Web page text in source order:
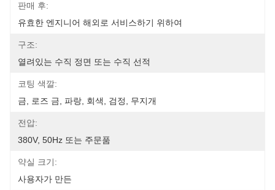
판매 후:
유효한 엔지니어 해외로 서비스하기 위하여
구조:
열려있는 수직 정면 또는 수직 선적
코팅 색깔:
금, 로즈 금, 파랑, 회색, 검정, 무지개
전압:
380V, 50Hz 또는 주문품
약실 크기:
사용자가 만든